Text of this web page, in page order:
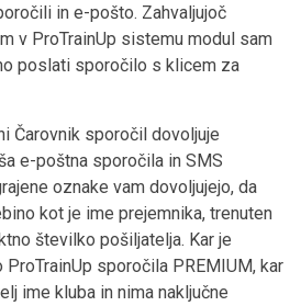
in e-pošto. Zahvaljujoč
v ProTrainUp sistemu modul sam
poslati sporočilo s klicem za
Čarovnik sporočil dovoljuje
e-poštna sporočila in SMS
oznake vam dovoljujejo, da
kot je ime prejemnika, trenuten
številko pošiljatelja. Kar je
sporočila PREMIUM, kar
ime kluba in nima naključne